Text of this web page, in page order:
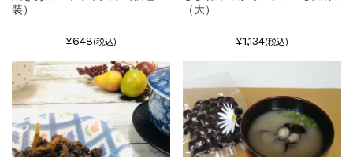
装）
¥648(税込)
（大）
¥1,134(税込)